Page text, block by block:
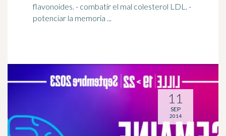
flavonoides. - combatir el mal colesterol LDL. -
potenciar la memoria ...
11
SEP
2014